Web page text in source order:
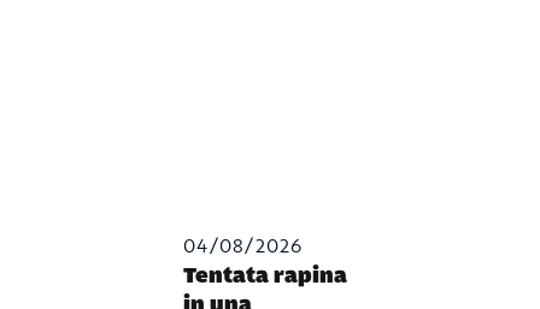
04/08/2026
Tentata rapina